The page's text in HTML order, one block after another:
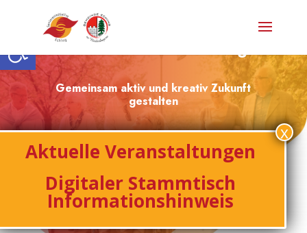
Open toolbarSenioreninitiative Eching
Gemeinsam aktiv und kreativ Zukunft
gestalten
Aktuelle Veranstaltungen
Digitaler Stammtisch
Informationshinweis